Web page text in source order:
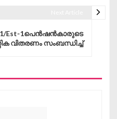
11/Est-1പെൻഷൻകാരുടെ
വിതരണം സംബന്ധിച്ച്